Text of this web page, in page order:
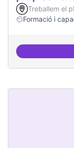
Treballem el
Formació i